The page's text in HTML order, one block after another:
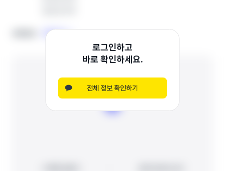
전화하기
전화하기
로그인하고
바로 확인하세요.
전체 정보 확인하기